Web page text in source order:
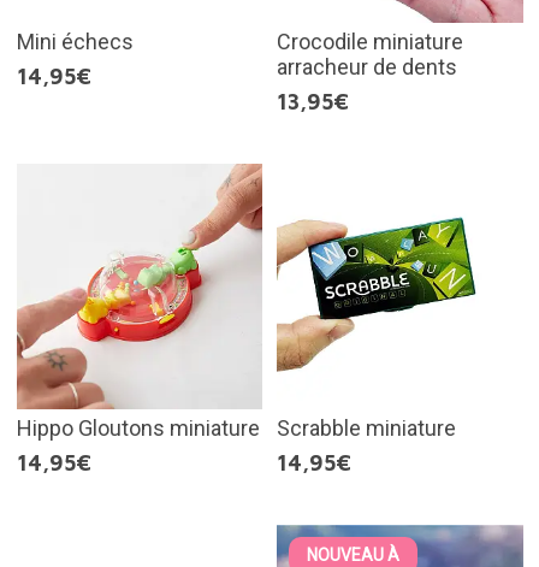
Mini échecs
14,95€
Crocodile miniature
arracheur de dents
13,95€
Hippo Gloutons miniature
14,95€
Scrabble miniature
14,95€
NOUVEAU À